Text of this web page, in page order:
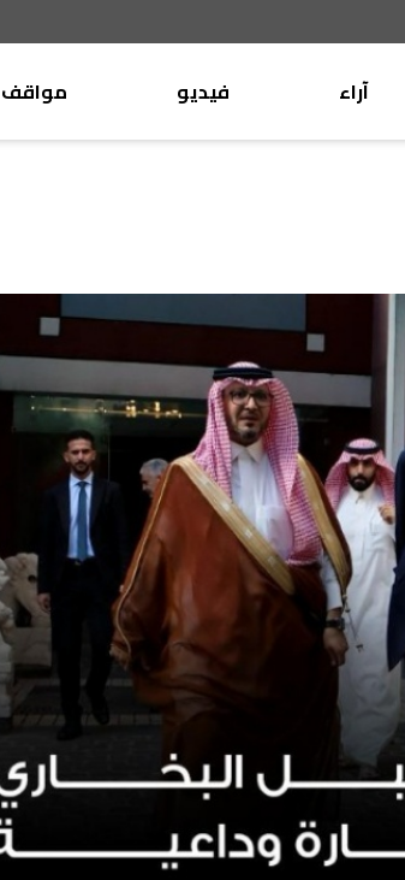
آراء
منبر
مختارات
صحافة
أجنبية
بريد
القرّاء
فيديو مواقف